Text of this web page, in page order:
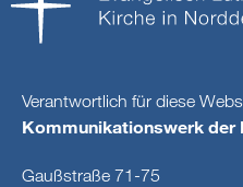
Verantwortlich für diese
Kommunikationswerk der
Gaußstraße 71-75